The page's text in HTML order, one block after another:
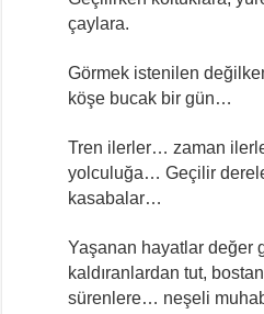
çaylara.
Görmek istenilen
köşe bucak bir gün…
Tren ilerler… zaman
yolculuğa… Geçilir
kasabalar…
Yaşanan hayatlar değer
kaldıranlardan tut,
sürenlere… neşeli